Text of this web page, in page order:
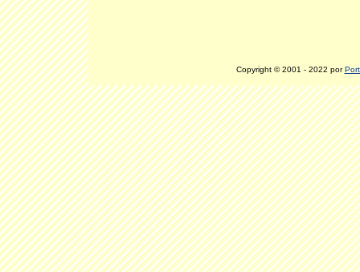
Copyright © 2001 - 2022 por